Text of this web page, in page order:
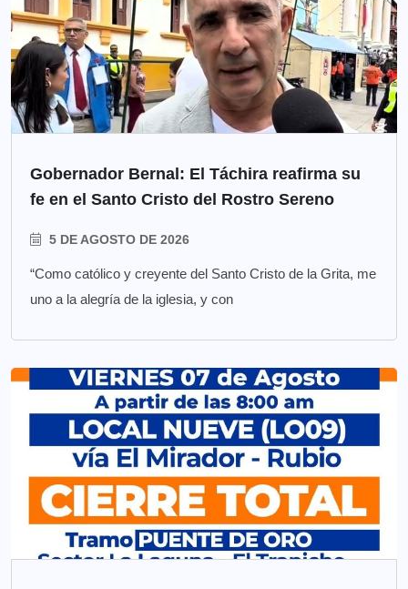
Gobernador Bernal: El Táchira reafirma su
fe en el Santo Cristo del Rostro Sereno
5 DE AGOSTO DE 2026
“Como católico y creyente del Santo Cristo de la Grita, me
uno a la alegría de la iglesia, y con